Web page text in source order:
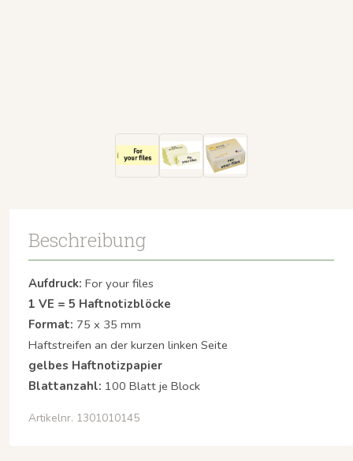
Beschreibung
Aufdruck: For your files
1 VE = 5 Haftnotizblöcke
Format: 75 x 35 mm
Haftstreifen an der kurzen linken Seite
gelbes Haftnotizpapier
Blattanzahl: 100 Blatt je Block
Artikelnr. 1301010145